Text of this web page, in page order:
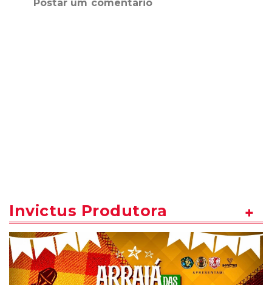
Postar um comentário
Invictus Produtora